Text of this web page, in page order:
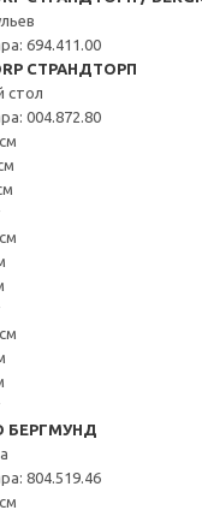
694.411.00
СТРАНДТОРП
стол
004.872.80
БЕРГМУНД
804.519.46